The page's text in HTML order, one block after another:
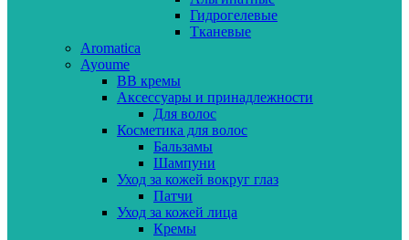
Гидрогелевые
Тканевые
Aromatica
Ayoume
BB кремы
Аксессуары и принадлежности
Для волос
Косметика для волос
Бальзамы
Шампуни
Уход за кожей вокруг глаз
Патчи
Уход за кожей лица
Кремы